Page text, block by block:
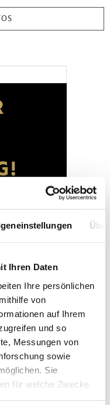
Ihren Daten
Ihre persönlichen
von
auf Ihrem
und so
Messungen von
sowie
Sie
für welche Zwecke